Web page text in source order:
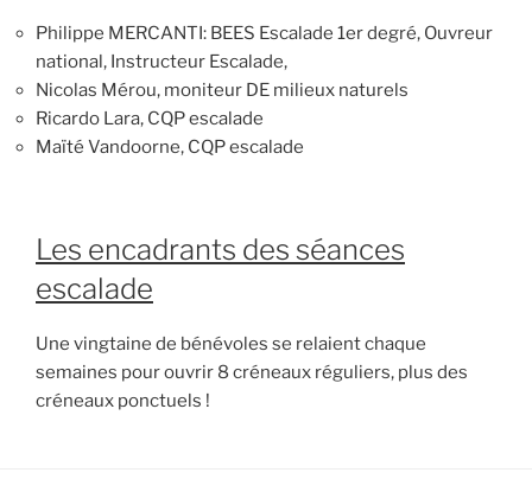
Philippe MERCANTI: BEES Escalade 1er degré, Ouvreur
national, Instructeur Escalade,
Nicolas Mérou, moniteur DE milieux naturels
Ricardo Lara, CQP escalade
Maïté Vandoorne, CQP escalade
Les encadrants des séances
escalade
Une vingtaine de bénévoles se relaient chaque
semaines pour ouvrir 8 créneaux réguliers, plus des
créneaux ponctuels !